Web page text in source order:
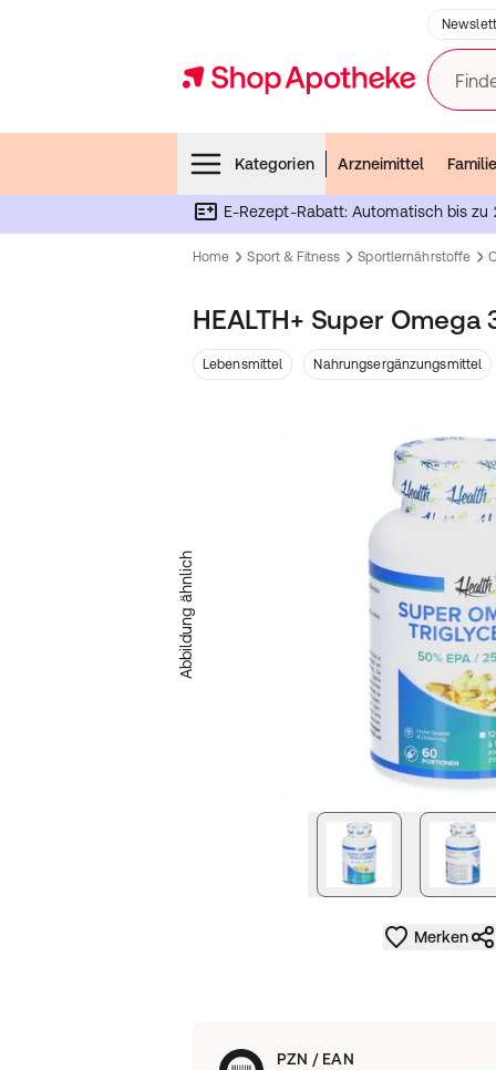
Kategorien
Arzneimittel Familie
E-Rezept-Rabatt: Automatisch bis zu
Home Sport & Fitness Sportlernährstoffe
HEALTH+ Super
Lebensmittel Nahrungsergänzungsmittel
Abbildung ähnlich
nächstes Bild
Merken
PZN / EAN